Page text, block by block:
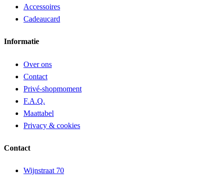
Accessoires
Cadeaucard
Informatie
Over ons
Contact
Privé-shopmoment
F.A.Q.
Maattabel
Privacy & cookies
Contact
Wijnstraat 70